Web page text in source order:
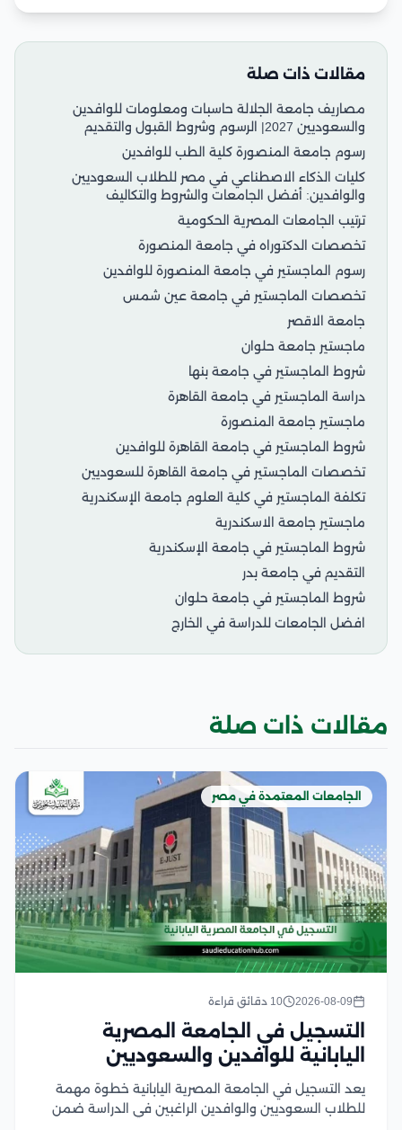
مقالات ذات صلة
مصاريف جامعة الجلالة حاسبات ومعلومات للوافدين
والسعوديين 2027| الرسوم وشروط القبول والتقديم
رسوم جامعة المنصورة كلية الطب للوافدين
كليات الذكاء الاصطناعي في مصر للطلاب السعوديين
والوافدين: أفضل الجامعات والشروط والتكاليف
ترتيب الجامعات المصرية الحكومية
تخصصات الدكتوراه في جامعة المنصورة
رسوم الماجستير في جامعة المنصورة للوافدين
تخصصات الماجستير في جامعة عين شمس
جامعة الاقصر
ماجستير جامعة حلوان
شروط الماجستير في جامعة بنها
دراسة الماجستير في جامعة القاهرة
ماجستير جامعة المنصورة
شروط الماجستير في جامعة القاهرة للوافدين
تخصصات الماجستير في جامعة القاهرة للسعوديين
تكلفة الماجستير في كلية العلوم جامعة الإسكندرية
ماجستير جامعة الاسكندرية
شروط الماجستير في جامعة الإسكندرية
التقديم في جامعة بدر
شروط الماجستير في جامعة حلوان
افضل الجامعات للدراسة في الخارج
مقالات ذات صلة
الجامعات المعتمدة في مصر
2026-08-09 10 دقائق قراءة
التسجيل في الجامعة المصرية
اليابانية للوافدين والسعوديين
يعد التسجيل في الجامعة المصرية اليابانية خطوة مهمة
للطلاب السعوديين والوافدين الراغبين في الدراسة ضمن